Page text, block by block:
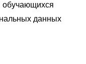
обучающихся
данных